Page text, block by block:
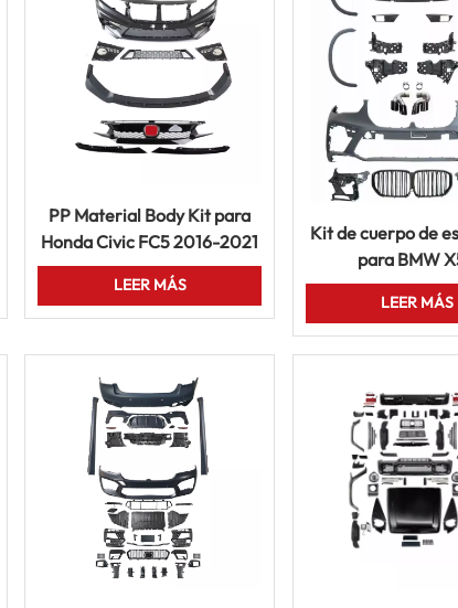
PP Material Body Kit para
Honda Civic FC5 2016-2021
FacElift FC-450 Estilo
LEER MÁS
Kit de cuerpo de
para BMW
parachoques
traseros, faldas
adornos de la
LEER MÁS